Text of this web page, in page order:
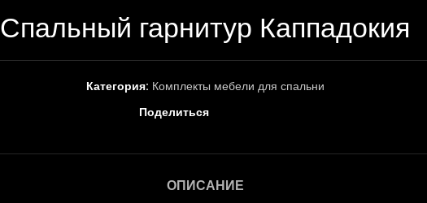
Спальный гарнитур Каппадокия
Категория: Комплекты мебели для спальни
Поделиться
ОПИСАНИЕ